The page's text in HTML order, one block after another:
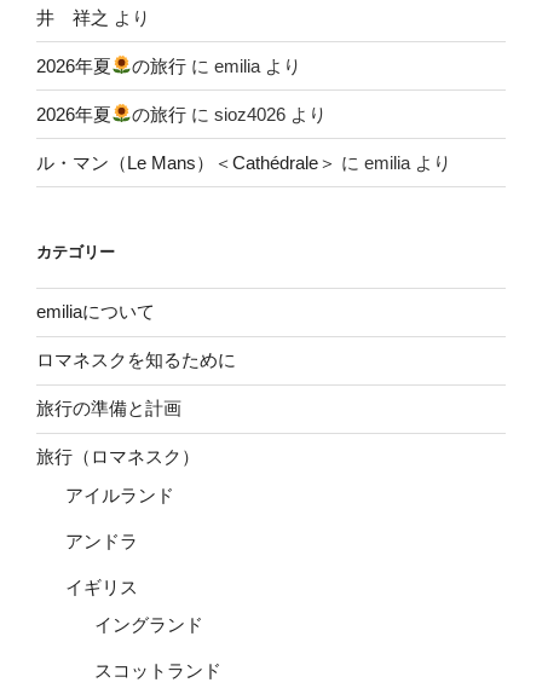
井 祥之 より
2026年夏 の旅行 にemilia より
2026年夏 の旅行 にsioz4026 より
ル・マン（Le Mans）＜Cathédrale＞ に emilia より
カテゴリー
emiliaについて
ロマネスクを知るために
旅行の準備と計画
旅行（ロマネスク）
アイルランド
アンドラ
イギリス
イングランド
スコットランド